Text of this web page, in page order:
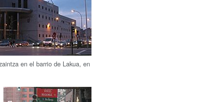
en el barrio de Lakua, en